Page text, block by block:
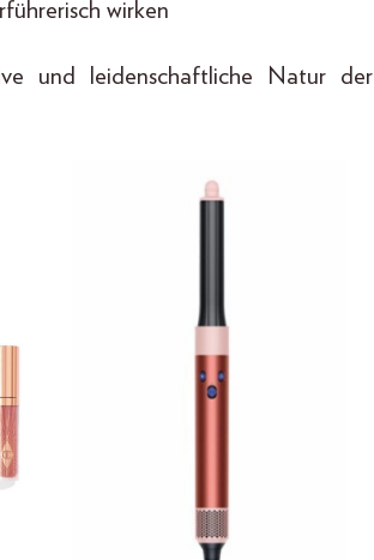
wirken
und leidenschaftliche Natur der